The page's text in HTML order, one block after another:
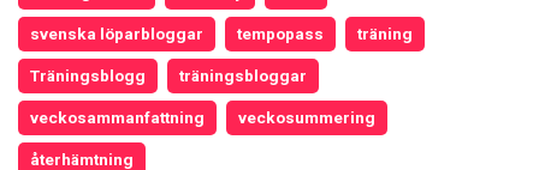
svenska löparbloggar tempopass träning
Träningsblogg träningsbloggar
veckosammanfattning veckosummering
återhämtning